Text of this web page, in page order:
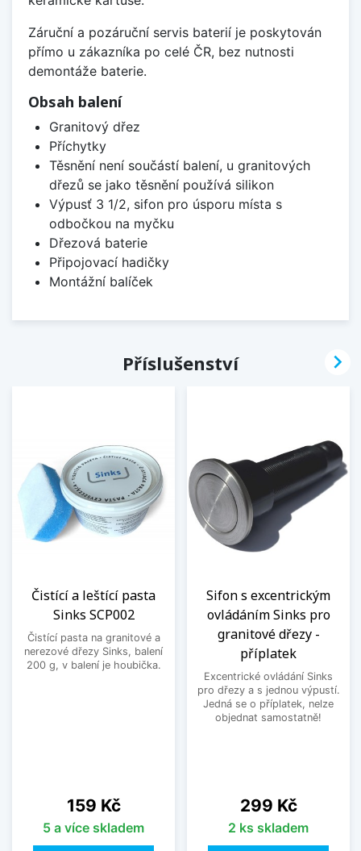
Záruční a pozáruční servis baterií je poskytován
přímo u zákazníka po celé ČR, bez nutnosti
demontáže baterie.
Obsah balení
Granitový dřez
Příchytky
Těsnění není součástí balení, u granitových
dřezů se jako těsnění používá silikon
Výpusť 3 1/2, sifon pro úsporu místa s
odbočkou na myčku
Dřezová baterie
Připojovací hadičky
Montážní balíček
Příslušenství
Čistící a leštící pasta
Sinks SCP002
Čistící pasta na granitové a
nerezové dřezy Sinks, balení
200 g, v balení je houbička.
Cena
159 Kč
5 a více skladem
Sifon s excentrickým
ovládáním Sinks pro
granitové dřezy -
příplatek
Excentrické ovládání Sinks
pro dřezy a s jednou výpustí.
Jedná se o příplatek, nelze
objednat samostatně!
Cena
299 Kč
2 ks skladem
